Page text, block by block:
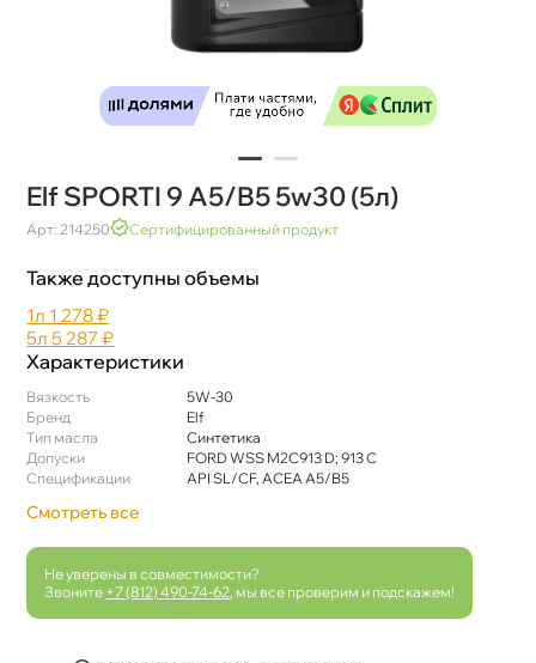
Elf SPORTI 9 A5/B5 5w30 (5л)
Арт: 214250 Сертифицированный продукт
Также доступны объемы
1л 1 278 ₽
5л 5 287 ₽
Характеристики
язкость
5W-30
Бренд
Elf
Тип масла
Синтетика
Допуски
FORD WSS M2C913 D; 913 C
Спецификации
API SL/CF, ACEA A5/B5
Смотреть все
Не уверены в совместимости?
Звоните +7 (812) 490-74-62 , мы все проверим и подскажем!